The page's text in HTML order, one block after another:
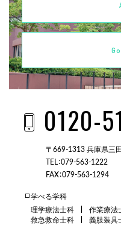
0120-
〒669-1313 兵庫県三
TEL：079-563-1222
FAX：079-563-1294
学べる学科
理学療法士科
作業療法
救急救命士科
義肢装具